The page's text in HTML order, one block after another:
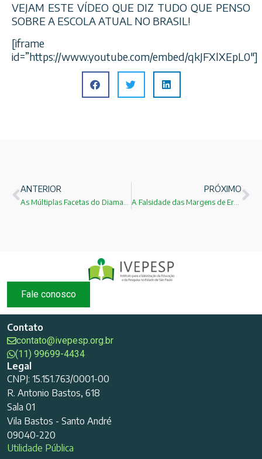
VEJAM ESTE VÍDEO QUE DIZ TUDO QUE PENSO
SOBRE A ESCOLA ATUAL NO BRASIL!
[iframe
id=”https://www.youtube.com/embed/qkJFXlXEpL0″]
ANTERIOR PRÓXIMO
A Falsidade das Margens de Erro de Pesquisas Eleitorais!
Fale conosco
Contato
contato@ivepesp.org.br
(11) 99699-4434
Legal
CNPJ: 15.151.763/0001-00
R. Antonio Bastos, 618
Sala 01
Vila Bastos - Santo André
09040-220
Utilidade Pública